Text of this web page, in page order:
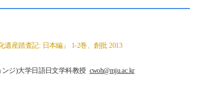
産踏査記: 日本編』 1-2巻、創批 2013
ジ)大学日語日文学科教授 cwoh@mju.ac.kr